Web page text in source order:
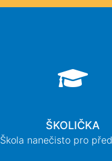
ŠKOLIČKA
Škola nanečisto pro